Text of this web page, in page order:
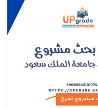
مشروع تخرج